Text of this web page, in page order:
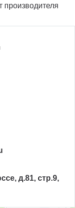
производителя
д.81, стр.9,